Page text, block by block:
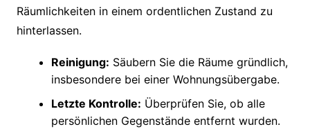
Räumlichkeiten in einem ordentlichen Zustand zu
hinterlassen.
Reinigung: Säubern Sie die Räume gründlich,
insbesondere bei einer Wohnungsübergabe.
Letzte Kontrolle: Überprüfen Sie, ob alle
persönlichen Gegenstände entfernt wurden.